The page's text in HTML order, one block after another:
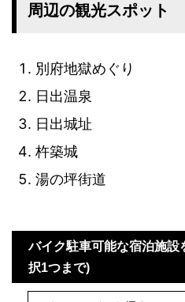
周辺の観光スポット
別府地獄めぐり
日出温泉
日出城址
杵築城
湯の坪街道
バイク駐車可能な宿泊施設
択1つまで)